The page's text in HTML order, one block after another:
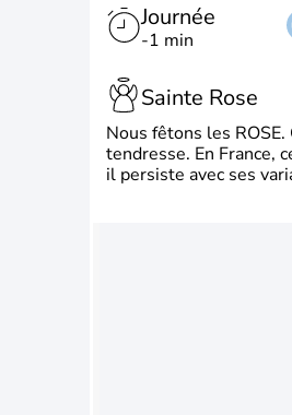
Journée
-1 min
Sainte Rose
Nous fêtons les
tendresse. En France,
il persiste avec ses